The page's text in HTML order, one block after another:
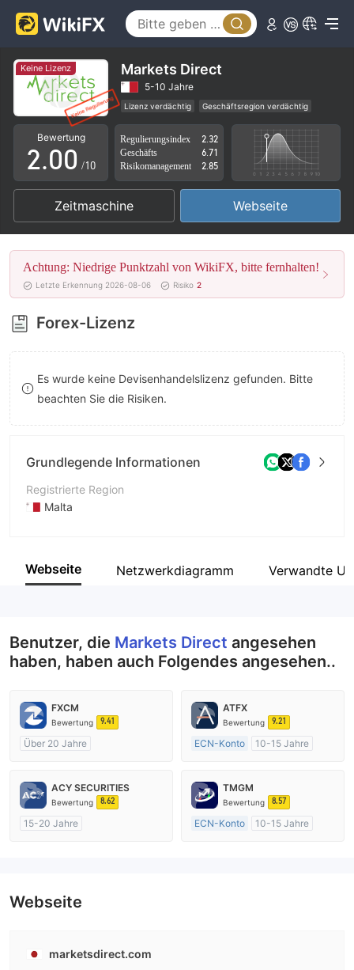
Keine Lizenz Markets Direct
5-10 Jahre
Lizenz verdächtig
Geschäftsregion verdächtig
Hohes potenzielles Risiko
Bewertung
0
1
2
3
4
5
6
7
8
9
.0
1
2
3
4
5
6
7
8
0
1
2
3
4
5
6
7
8
/10
Regulierungsindex
2.32
Geschäfts
6.71
Risikomanagement
2.85
Zeitmaschine Webseite
Achtung: Niedrige Punktzahl von WikiFX, bitte fernhalten!
Letzte Erkennung 2026-08-06 Risiko 2
Forex-Lizenz
Es wurde keine Devisenhandelslizenz gefunden. Bitte
beachten Sie die Risiken.
Grundlegende Informationen
Registrierte Region
Malta
Unternehmen
Webseite Netzwerkdiagramm Verwandte
Benutzer, die Markets Direct angesehen
haben, haben auch Folgendes angesehen..
FXCM
Bewertung 9.41
Über 20 Jahre
Market Making (MM)
MT4-Volllizenz
ATFX
Bewertung 9.21
ECN-Konto
10-15 Jahre
Market Making (MM)
MT4-Volllizenz
ACY SECURITIES
Bewertung 8.62
15-20 Jahre
TMGM
Bewertung 8.57
ECN-Konto
10-15 Jahre
Webseite
marketsdirect.com